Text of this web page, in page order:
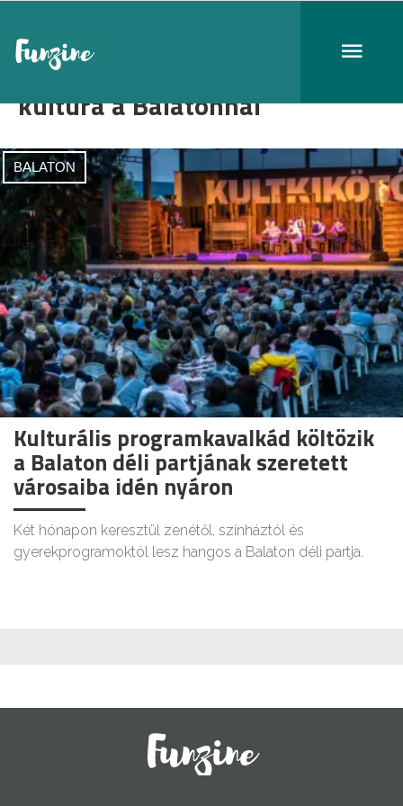
kultúra a Balatonnál
BALATON
Kulturális programkavalkád költözik
a Balaton déli partjának szeretett
városaiba idén nyáron
Két hónapon keresztül zenétől, színháztól és
gyerekprogramoktól lesz hangos a Balaton déli partja.